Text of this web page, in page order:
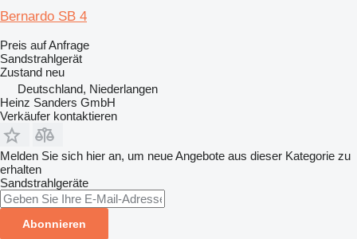
Bernardo SB 4
Preis auf Anfrage
Sandstrahlgerät
Zustand neu
Deutschland, Niederlangen
Heinz Sanders GmbH
Verkäufer kontaktieren
Melden Sie sich hier an, um neue Angebote aus dieser Kategorie zu
erhalten
Sandstrahlgeräte
Abonnieren